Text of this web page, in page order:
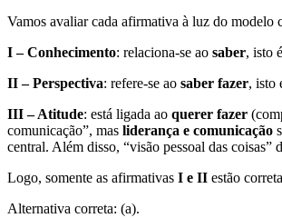
Vamos avaliar cada afirmativa à luz do modelo
I – Conhecimento: relaciona-se ao saber, isto
II – Perspectiva: refere-se ao saber fazer, isto
III – Atitude: está ligada ao querer fazer
comunicação”, mas liderança e comunicação
central. Além disso, “visão pessoal das coisas”
Logo, somente as afirmativas I e II estão
Alternativa correta: (a).